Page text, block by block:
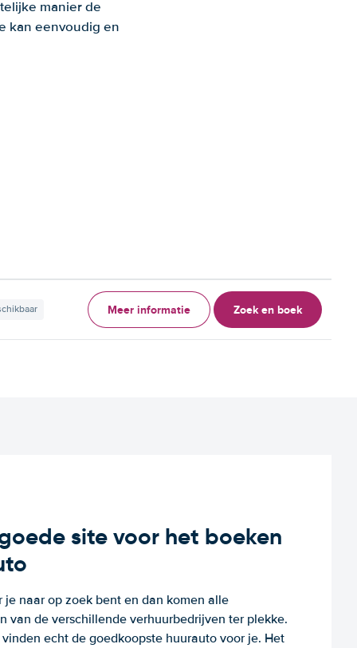
manier de
kan eenvoudig en
Meer informatie Zoek en boek
site voor het boeken
naar op zoek bent en dan komen alle
van de verschillende verhuurbedrijven ter plekke.
echt de goedkoopste huurauto voor je. Het